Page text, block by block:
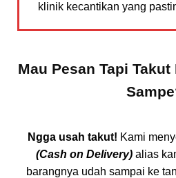
klinik kecantikan yang
Mau Pesan Tapi
Ngga usah takut! Kami
(Cash on Delivery)alias
barangnya udah sampai ke